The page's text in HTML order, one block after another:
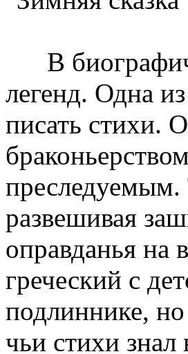
В
легенд. Одна
писать стихи.
преследуемым.
развешивая
оправданья на
греческий с
подлиннике,
чьи стихи